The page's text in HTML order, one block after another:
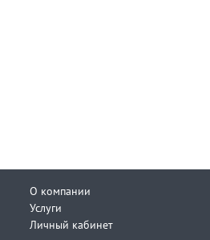
О компании
Услуги
Личный кабинет